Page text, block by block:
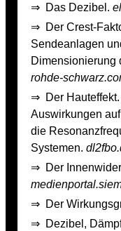
⇒ Das Dezibel.
⇒ Der Crest-
Sendeanlagen
Dimensionierung
rohde-
⇒ Der
Auswirkungen
die
Systemen.
⇒ Der
⇒ Der
⇒ Dezibel,